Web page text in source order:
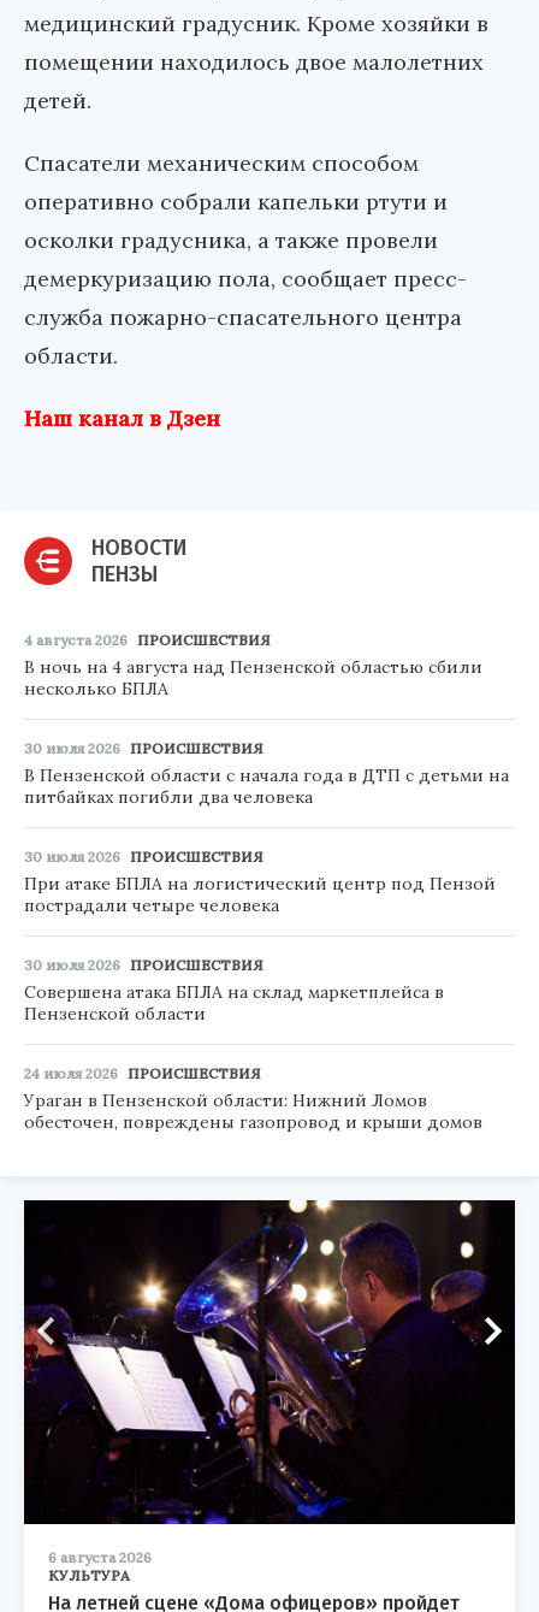
медицинский градусник. Кроме хозяйки в
помещении находилось двое малолетних
детей.
Спасатели механическим способом
оперативно собрали капельки ртути и
осколки градусника, а также провели
демеркуризацию пола, сообщает пресс-
служба пожарно-спасательного центра
области.
Наш канал в Дзен
НОВОСТИ
ПЕНЗЫ
4 августа 2026 ПРОИСШЕСТВИЯ
В ночь на 4 августа над Пензенской областью сбили
несколько БПЛА
30 июля 2026 ПРОИСШЕСТВИЯ
В Пензенской области с начала года в ДТП с детьми на
питбайках погибли два человека
30 июля 2026 ПРОИСШЕСТВИЯ
При атаке БПЛА на логистический центр под Пензой
пострадали четыре человека
30 июля 2026 ПРОИСШЕСТВИЯ
Совершена атака БПЛА на склад маркетплейса в
Пензенской области
24 июля 2026 ПРОИСШЕСТВИЯ
Ураган в Пензенской области: Нижний Ломов
обесточен, повреждены газопровод и крыши домов
6 августа 2026
КУЛЬТУРА
На летней сцене «Дома офицеров» пройдет